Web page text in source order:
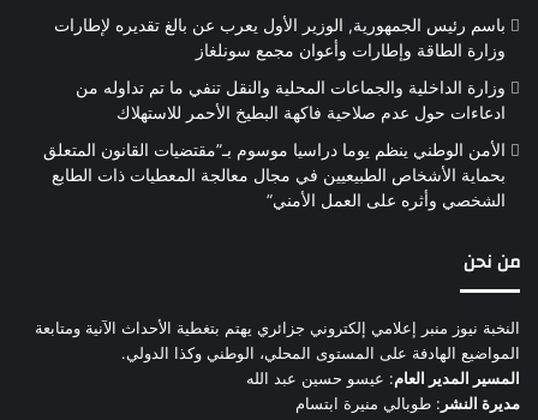
باسم رئيس الجمهورية, الوزير الأول يعرب عن بالغ تقديره لإطارات
وزارة الطاقة وإطارات وأعوان مجمع سونلغاز
وزارة الداخلية والجماعات المحلية والنقل تنفي ما تم تداوله من
ادعاءات حول عدم صلاحية فاكهة البطيخ الأحمر للاستهلاك
الأمن الوطني ينظم يوما دراسيا موسوم بـ”مقتضيات القانون المتعلق
بحماية الأشخاص الطبيعيين في مجال معالجة المعطيات ذات الطابع
الشخصي وأثره على العمل الأمني”
من نحن
النخبة نيوز منبر إعلامي إلكتروني جزائري يهتم بتغطية الأحداث الآنية ومتابعة
المواضيع الهادفة على المستوى المحلي، الوطني وكذا الدولي.
المسير المدير العام: عيسو حسين عبد الله
مديرة النشر : طوبالي منيرة ابتسام